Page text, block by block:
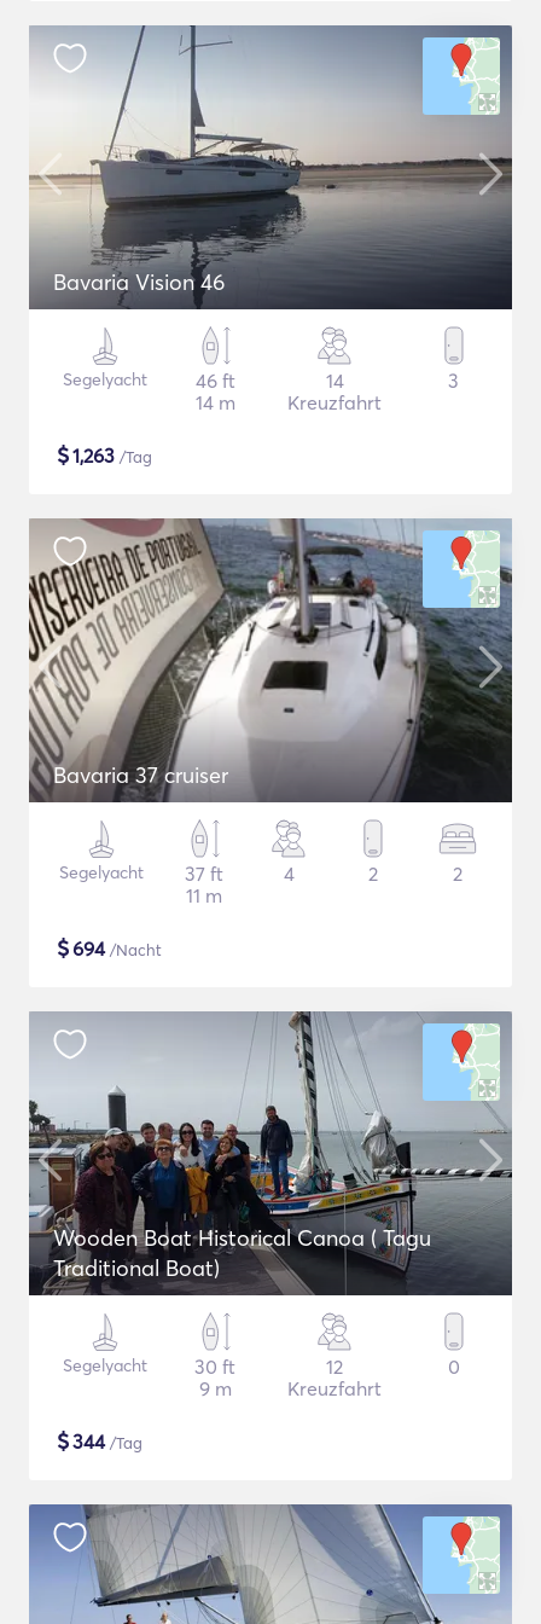
Bavaria Vision 46
Segelyacht
46 ft
14 m
14
Kreuzfahrt
3
$1,263 /Tag
Bavaria 37 cruiser
Segelyacht
37 ft
11 m
4 2 2
$694/Nacht
Wooden Boat Historical Canoa ( Tagu
Traditional Boat)
Segelyacht
30 ft
9 m
12
Kreuzfahrt
0
$344/Tag